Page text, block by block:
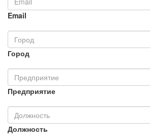
Email
Город
Предприятие
Должность